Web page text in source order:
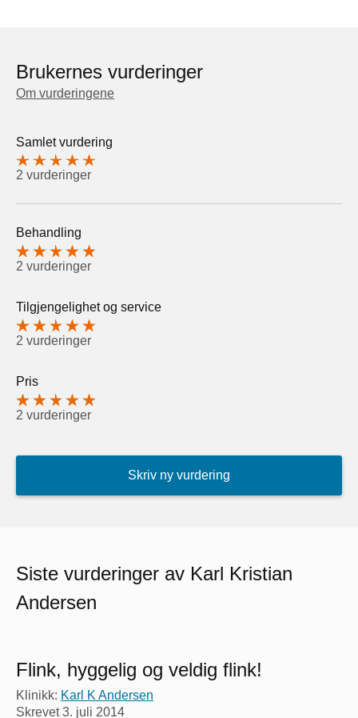
Brukernes vurderinger
Om vurderingene
Samlet vurdering
2 vurderinger
Behandling
2 vurderinger
Tilgjengelighet og service
2 vurderinger
Pris
2 vurderinger
Skriv ny vurdering
Siste vurderinger av Karl Kristian
Andersen
Flink, hyggelig og veldig flink!
Klinikk: Karl K Andersen
Skrevet3. juli 2014